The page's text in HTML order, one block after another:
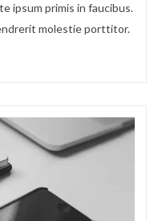
ipsum primis in faucibus.
molestie porttitor.